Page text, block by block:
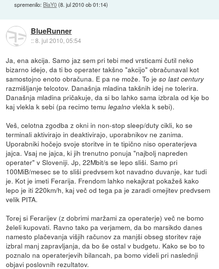
spremenilo: BlaY0(8. jul 2010 ob 01:14)
BlueRunner
::8. jul 2010, 05:54
Ja, ena akcija. Samo jaz sem pri tebi med vrsticami čutil neko
bizarno idejo, da ti bo operater takšno "akcijo" obračunaval kot
samostojno enoto obračuna. E pa ne može. To jeso last century
razmišljanje telcotov. Današnja mladina takšnih idej ne tolerira.
Današnja mladina pričakuje, da si bo lahko sama izbrala od kje bo
kaj vlekla k sebi (pa recimo temulegalno vlekla k sebi).
Veš, celotna zgodba z okni in non-stop sleep/duty cikli, ko se
terminali aktivirajo in deaktivirajo, uporabnikov ne zanima.
Uporabniki hočejo svoje storitve in te tipično niso operaterjeva
jajca. Vsaj ne jajca, ki jih trenutno ponuja "najbolj napreden
operater" v Sloveniji. Jp, 22Mbit/s se lepo sliši. Samo pri
100MiB/mesec se to sliši predvsem kot navadno duvanje, kar tudi
je. Kot je imeti Ferarija. Frendom lahko nekajkrat pokažeš kako
lepo je iti 220km/h, kaj več od tega pa je zaradi omejitev predvsem
velik PITA.
Torej si Ferarijev (z dobrimi maržami za operaterje) več ne bomo
želeli kupovati. Ravno tako pa verjamem, da bo marsikdo danes
namesto plačevanja višjih računov za manjši obseg storitev raje
izbral manj zapravljanja, da bo še ostal v budgetu. Kako se bo to
poznalo na operaterjevih bilancah, pa bomo videli pri naslednji
objavi poslovnih rezultatov.